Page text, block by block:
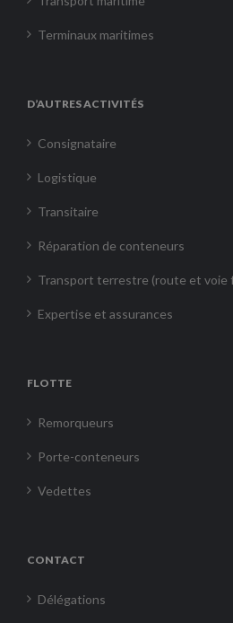
Terminaux maritimes
D’AUTRES ACTIVITÉS
Consignataire
Logistique
Transitaire
Réparation de conteneurs
Transport terrestre (route et voie
Expertise et assurances
FLOTTE
Remorqueurs
Porte-conteneurs
Vedettes
CONTACT
Délégations